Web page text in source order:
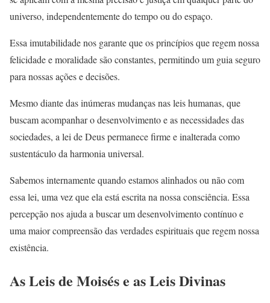
universo, independentemente do tempo ou do espaço.
Essa imutabilidade nos garante que os princípios que regem nossa
felicidade e moralidade são constantes, permitindo um guia seguro
para nossas ações e decisões.
Mesmo diante das inúmeras mudanças nas leis humanas, que
buscam acompanhar o desenvolvimento e as necessidades das
sociedades, a lei de Deus permanece firme e inalterada como
sustentáculo da harmonia universal.
Sabemos internamente quando estamos alinhados ou não com
essa lei, uma vez que ela está escrita na nossa consciência. Essa
percepção nos ajuda a buscar um desenvolvimento contínuo e
uma maior compreensão das verdades espirituais que regem nossa
existência.
As Leis de Moisés e as Leis Divinas